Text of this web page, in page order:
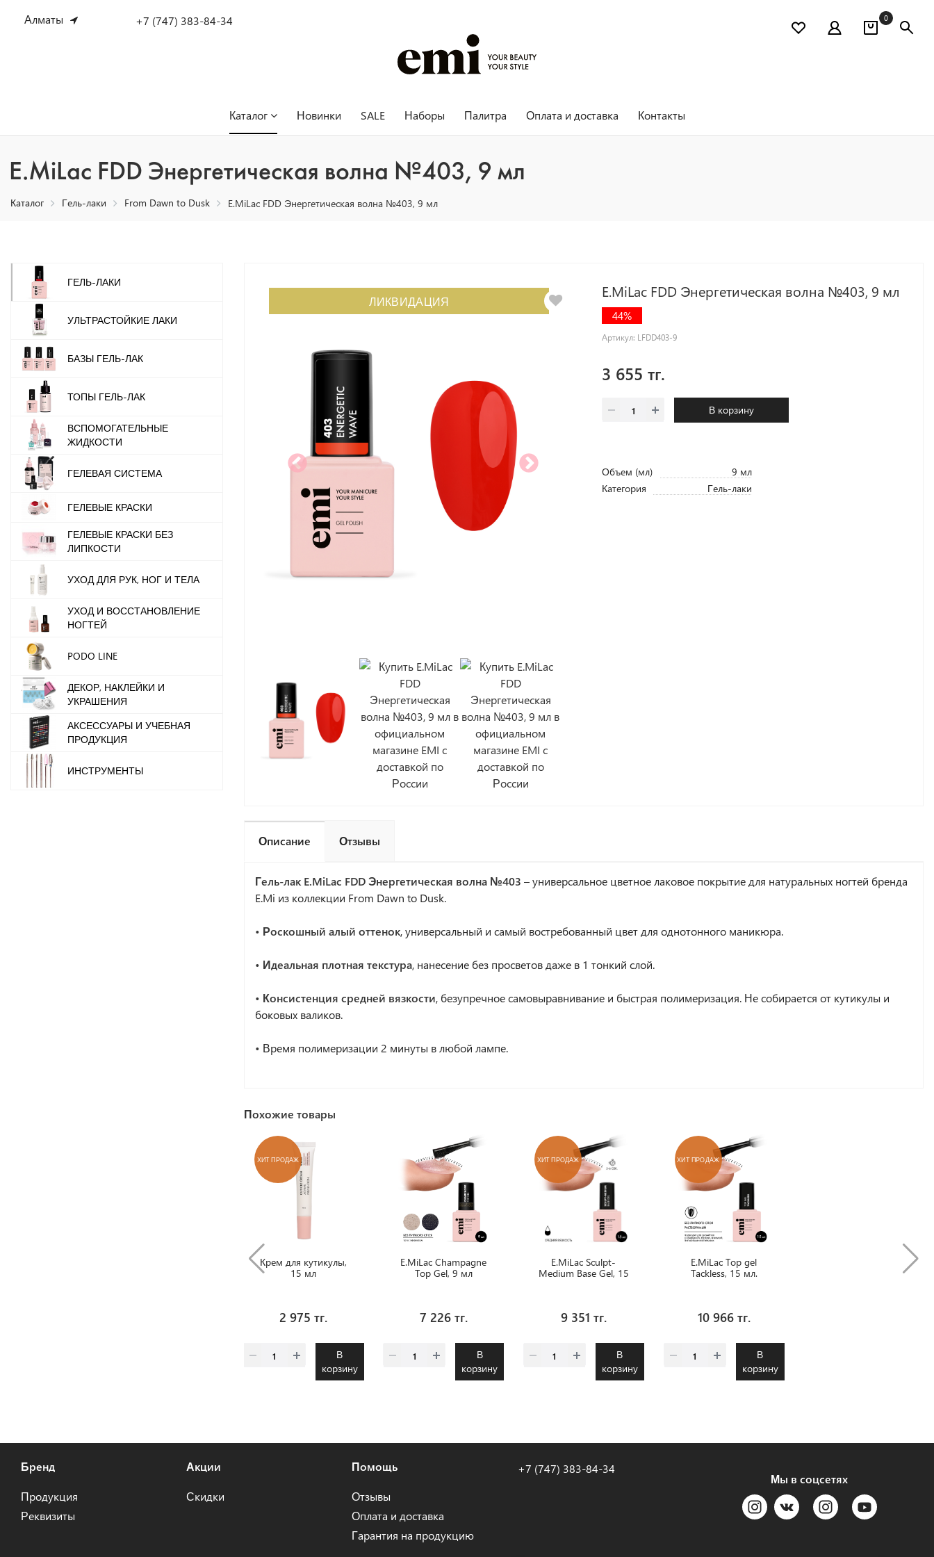
Алматы +7 (747) 383-84-34 0
Каталог Новинки SALE Наборы Палитра Оплата и доставка Контакты
E.MiLac FDD Энергетическая волна №403, 9 мл
Каталог Гель-лаки From Dawn to Dusk E.MiLac FDD Энергетическая волна №403, 9 мл
ЛИКВИДАЦИЯ
E.MiLac FDD Энергетическая волна №403, 9 мл
44%
Артикул: LFDD403-9
3 655 тг.
В корзину
Объем (мл)
9 мл
Категория
Гель-лаки
Описание Отзывы
Гель-лак E.MiLac FDD Энергетическая волна №403 – универсальное цветное лаковое покрытие для натуральных ногтей бренда
E.Mi из коллекции From Dawn to Dusk.
• Роскошный алый оттенок, универсальный и самый востребованный цвет для однотонного маникюра.
• Идеальная плотная текстура, нанесение без просветов даже в 1 тонкий слой.
• Консистенция средней вязкости, безупречное самовыравнивание и быстрая полимеризация. Не собирается от кутикулы и
боковых валиков.
• Время полимеризации 2 минуты в любой лампе.
Похожие товары
ХИТ ПРОДАЖ
Крем для кутикулы,
15 мл
2 975 тг.
В
корзину
E.MiLac Champagne
Top Gel, 9 мл
7 226 тг.
В
корзину
ХИТ ПРОДАЖ
E.MiLac Sculpt-
Medium Base Gel, 15
9 351 тг.
В
корзину
ХИТ ПРОДАЖ
E.MiLac Top gel
Tackless, 15 мл.
10 966 тг.
В
корзину
ГЕЛЬ-ЛАКИ
УЛЬТРАСТОЙКИЕ ЛАКИ
БАЗЫ ГЕЛЬ-ЛАК
ТОПЫ ГЕЛЬ-ЛАК
ВСПОМОГАТЕЛЬНЫЕ
ЖИДКОСТИ
ГЕЛЕВАЯ СИСТЕМА
ГЕЛЕВЫЕ КРАСКИ
ГЕЛЕВЫЕ КРАСКИ БЕЗ
ЛИПКОСТИ
УХОД ДЛЯ РУК, НОГ И ТЕЛА
УХОД И ВОССТАНОВЛЕНИЕ
НОГТЕЙ
PODO LINE
ДЕКОР, НАКЛЕЙКИ И
УКРАШЕНИЯ
АКСЕССУАРЫ И УЧЕБНАЯ
ПРОДУКЦИЯ
ИНСТРУМЕНТЫ
Бренд
Продукция
Реквизиты
Акции
Скидки
Помощь
Отзывы
Оплата и доставка
Гарантия на продукцию
+7 (747) 383-84-34
Мы в соцсетях